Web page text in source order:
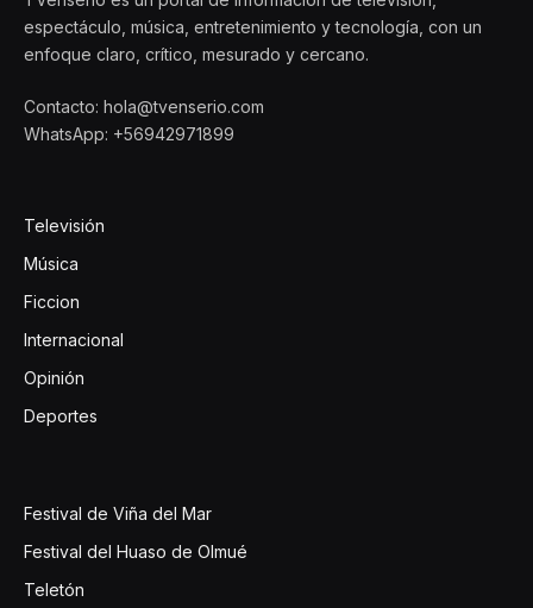
espectáculo, música, entretenimiento y tecnología, con un
enfoque claro, crítico, mesurado y cercano.
Contacto: hola@tvenserio.com
WhatsApp: +56942971899
Televisión
Música
Ficcion
Internacional
Opinión
Deportes
Festival de Viña del Mar
Festival del Huaso de Olmué
Teletón